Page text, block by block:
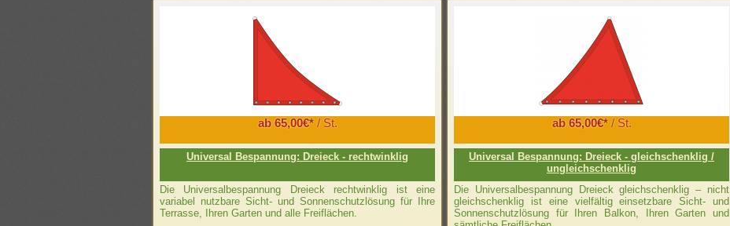
ab 65,00€*/ St.
Universal Bespannung: Dreieck - rechtwinklig
Die Universalbespannung Dreieck rechtwinklig ist eine
variabel nutzbare Sicht- und Sonnenschutzlösung für Ihre
Terrasse, Ihren Garten und alle Freiflächen.
ab 65,00€*/ St.
Universal Bespannung: Dreieck - gleichschenklig /
ungleichschenklig
Die Universalbespannung Dreieck gleichschenklig – nicht
gleichschenklig ist eine vielfältig einsetzbare Sicht- und
Sonnenschutzlösung für Ihren Balkon, Ihren Garten und